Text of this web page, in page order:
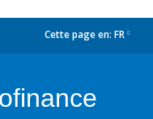
Cette page en: FR